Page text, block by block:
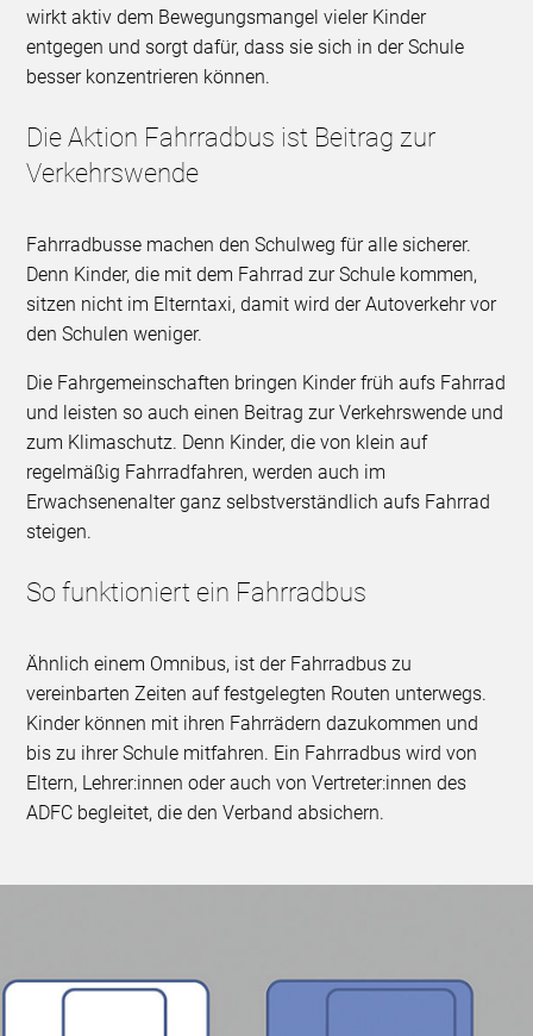
wirkt aktiv dem Bewegungsmangel vieler Kinder
entgegen und sorgt dafür, dass sie sich in der Schule
besser konzentrieren können.
Die Aktion Fahrradbus ist Beitrag zur
Verkehrswende
Fahrradbusse machen den Schulweg für alle sicherer.
Denn Kinder, die mit dem Fahrrad zur Schule kommen,
sitzen nicht im Elterntaxi, damit wird der Autoverkehr vor
den Schulen weniger.
Die Fahrgemeinschaften bringen Kinder früh aufs Fahrrad
und leisten so auch einen Beitrag zur Verkehrswende und
zum Klimaschutz. Denn Kinder, die von klein auf
regelmäßig Fahrradfahren, werden auch im
Erwachsenenalter ganz selbstverständlich aufs Fahrrad
steigen.
So funktioniert ein Fahrradbus
Ähnlich einem Omnibus, ist der Fahrradbus zu
vereinbarten Zeiten auf festgelegten Routen unterwegs.
Kinder können mit ihren Fahrrädern dazukommen und
bis zu ihrer Schule mitfahren. Ein Fahrradbus wird von
Eltern, Lehrer:innen oder auch von Vertreter:innen des
ADFC begleitet, die den Verband absichern.